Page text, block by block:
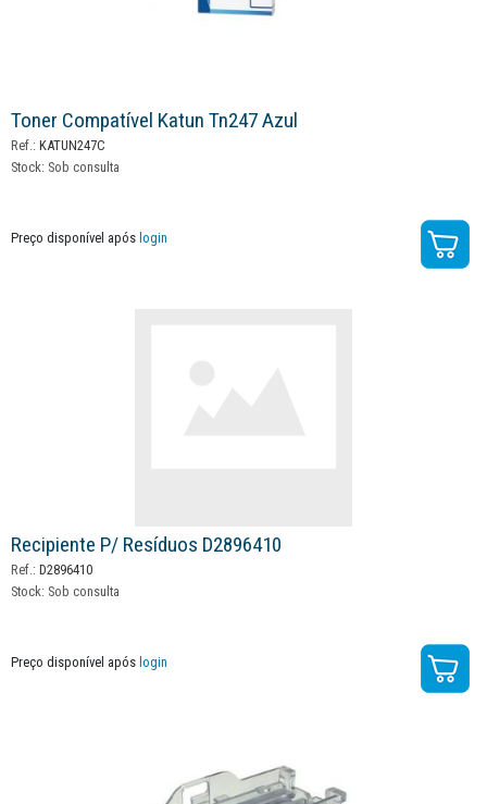
Toner Compatível Katun Tn247 Azul
Ref.: KATUN247C
Stock: Sob consulta
Preço disponível após login
Recipiente P/ Resíduos D2896410
Ref.: D2896410
Stock: Sob consulta
Preço disponível após login